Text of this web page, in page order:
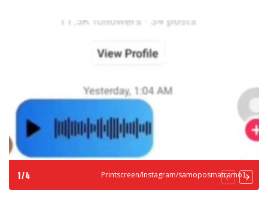
Printscreen/Instagram/samoposmatramo1
1 /4